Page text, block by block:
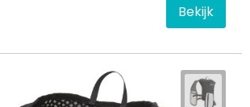
Bekijk